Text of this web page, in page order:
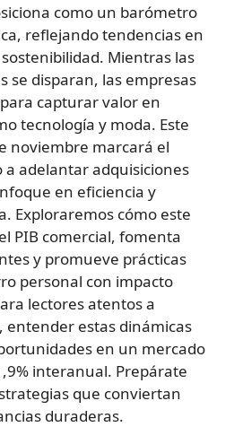
como un barómetro
reflejando tendencias en
Mientras las
se disparan, las empresas
capturar valor en
tecnología y moda. Este
noviembre marcará el
adelantar adquisiciones
en eficiencia y
Exploraremos cómo este
PIB comercial, fomenta
y promueve prácticas
personal con impacto
lectores atentos a
entender estas dinámicas
en un mercado
interanual. Prepárate
que conviertan
duraderas.